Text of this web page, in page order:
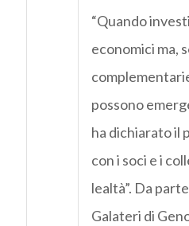
“Quando
economici ma,
possono
ha dichiarato il
con i soci e i
lealtà”. Da
Galateri di